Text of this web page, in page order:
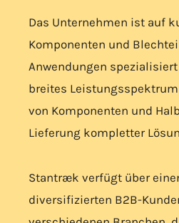
Das Unternehmen ist auf
Komponenten und
Anwendungen
breites
von Komponenten und
Lieferung kompletter
Stantræk verfügt über
diversifizierten B2B-